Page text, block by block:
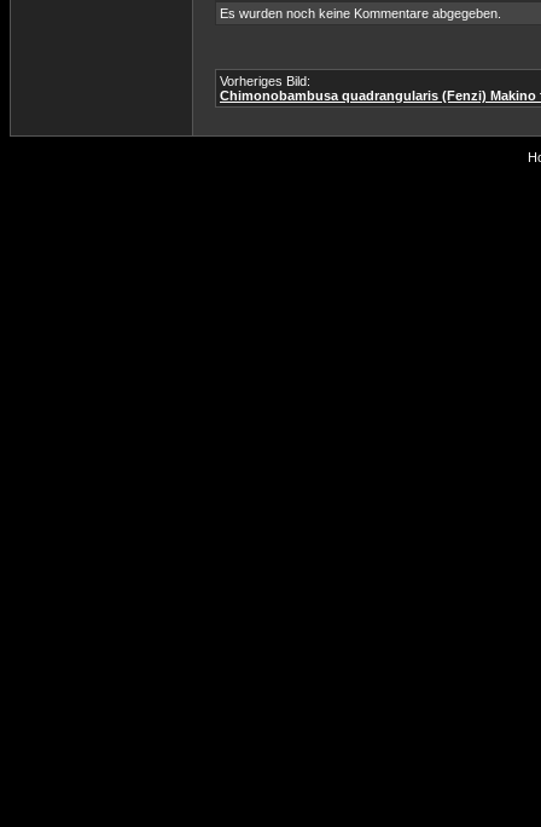
Es wurden noch keine Kommentare abgegeben.
Vorheriges Bild:
Chimonobambusa quadrangularis (Fenzi) Makino